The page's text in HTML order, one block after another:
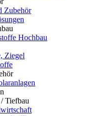
Zubehör
Hochbau
Ziegel
Tiefbau